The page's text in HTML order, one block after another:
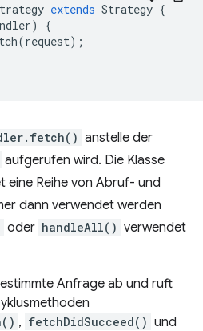
extends Strategy {
)
{
(request);
anstelle der
aufgerufen wird. Die Klasse
eine Reihe von Abruf- und
dann verwendet werden
oder handleAll() verwendet
Anfrage ab und ruft
, fetchDidSucceed() und